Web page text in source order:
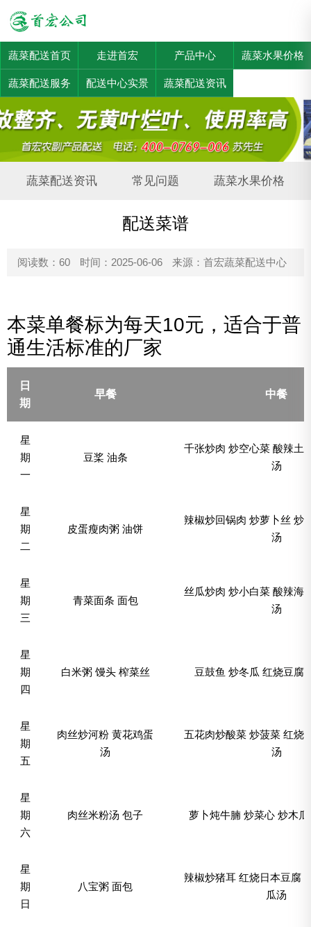
蔬菜配送首页 走进首宏 产品中心 蔬菜水果价格
蔬菜配送服务 配送中心实景 蔬菜配送资讯
蔬菜配送资讯 常见问题 蔬菜水果价格
配送菜谱
阅读数：60 时间：2025-06-06 来源：首宏蔬菜配送中心
本菜单餐标为每天10元，适合于普
通生活标准的厂家
日
期
早餐 中餐
星
期
一
豆桨 油条
千张炒肉 炒空心菜 酸辣土
汤
星
期
二
皮蛋瘦肉粥 油饼
辣椒炒回锅肉 炒萝卜丝 炒
汤
星
期
三
青菜面条 面包
丝瓜炒肉 炒小白菜 酸辣海
汤
星
期
四
白米粥 馒头 榨菜丝 豆鼓鱼 炒冬瓜 红烧豆腐
星
期
五
肉丝炒河粉 黄花鸡蛋
汤
五花肉炒酸菜 炒菠菜 红烧
汤
星
期
六
肉丝米粉汤 包子 萝卜炖牛腩 炒菜心 炒木
星
期
日
八宝粥 面包
辣椒炒猪耳 红烧日本豆腐
瓜汤